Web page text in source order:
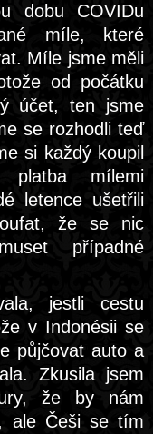
dobu COVIDu
míle, které
Míle jsme měli
od počátku
účet, ten jsme
se rozhodli teď
si každý koupil
platba mílemi
letence ušetřili
že se nic
případné
jestli cestu
v Indonésii se
půjčovat auto a
Zkusila jsem
že by nám
ale Češi se tím